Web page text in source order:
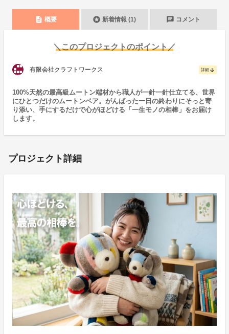
description 概要 stars 新着情報 (1) chat コメント
＼このプロジェクトのポイント／
有限会社クラフトワークス 詳細 arrow_downward
100%天然の最高級ムートン端材から職人が一針一針仕立てる、世界
にひとつだけのムートンベア。がんばった一日の終わりにそっと寄
り添い、手にするだけで心がほどける「一生モノの相棒」をお届け
します。
プロジェクト詳細